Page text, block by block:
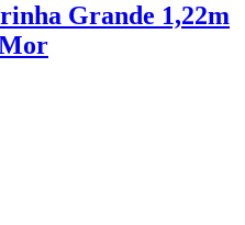
Grande 1,22m